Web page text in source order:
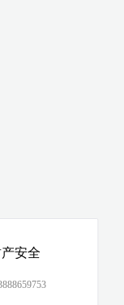
安全